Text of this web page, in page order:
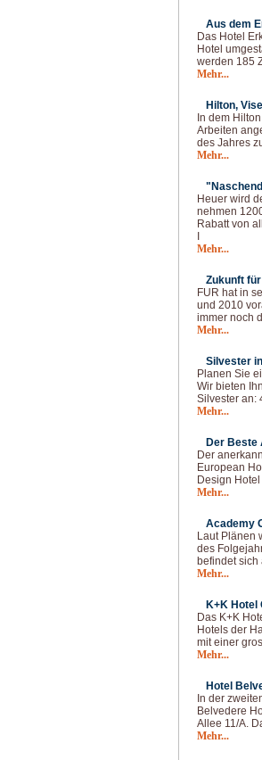
Aus dem
Das Hotel
Hotel
werden 185
Mehr...
Hilton,
In dem
Arbeiten
des Jahres
Mehr...
Heuer wird
nehmen
Rabatt von
Mehr...
Zukunft
FUR hat in
und 2010
immer noch
Mehr...
Silvester
Planen Sie
Wir bieten
Silvester an:
Mehr...
Der Beste
Der
European
Design
Mehr...
Academy
Laut Plänen
des
befindet
Mehr...
K+K Hotel
Das K+K
Hotels der
mit einer
Mehr...
Hotel
In der
Belvedere
Allee 11/A.
Mehr...